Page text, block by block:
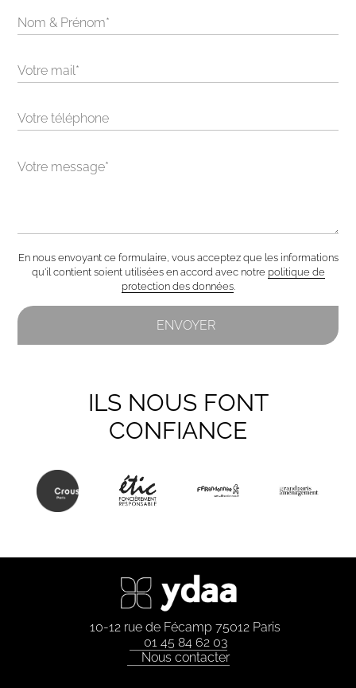
En nous envoyant ce formulaire, vous acceptez que les informations
qu'il contient soient utilisées en accord avec notre politique de
protection des données.
ILS NOUS FONT
CONFIANCE
10-12 rue de Fécamp 75012 Paris
01 45 84 62 03
Nous contacter